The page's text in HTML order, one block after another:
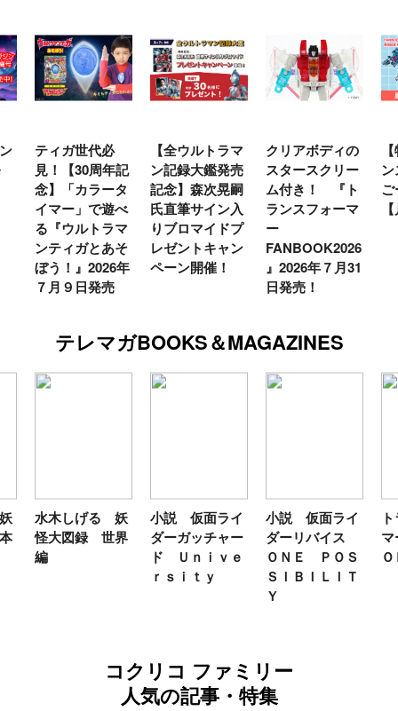
ティガ世代必
見！【30周年記
念】「カラータ
イマー」で遊べ
る『ウルトラマ
ンティガとあそ
ぼう！』2026年
７月９日発売
【全ウルトラマ
ン記録大鑑発売
記念】森次晃嗣
氏直筆サイン入
りブロマイドプ
レゼントキャン
ペーン開催！
クリアボディの
スタースクリー
ム付き！ 『ト
ランスフォーマ
ー
FANBOOK2026
』2026年７月31
日発売！
テレマガBOOKS＆MAGAZINES
水木しげる 妖
怪大図録 世界
編
小説 仮面ライ
ダーガッチャー
ド Ｕｎｉｖｅ
ｒｓｉｔｙ
小説 仮面ライ
ダーリバイス
ＯＮＥ ＰＯＳ
ＳＩＢＩＬＩＴ
Ｙ
コクリコ ファミリー
人気の記事・特集